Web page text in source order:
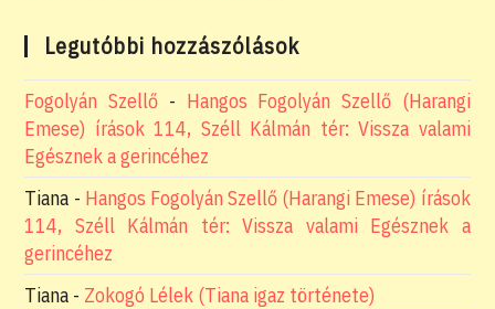
Legutóbbi hozzászólások
Fogolyán Szellő - Hangos Fogolyán Szellő (Harangi
Emese) írások 114, Széll Kálmán tér: Vissza valami
Egésznek a gerincéhez
Tiana - Hangos Fogolyán Szellő (Harangi Emese) írások
114, Széll Kálmán tér: Vissza valami Egésznek a
gerincéhez
Tiana - Zokogó Lélek (Tiana igaz története)